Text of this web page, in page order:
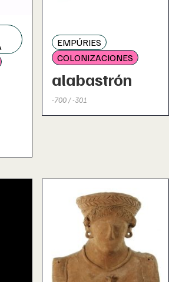
EMPÚRIES
COLONIZACIONES
alabastrón
-700 / -301